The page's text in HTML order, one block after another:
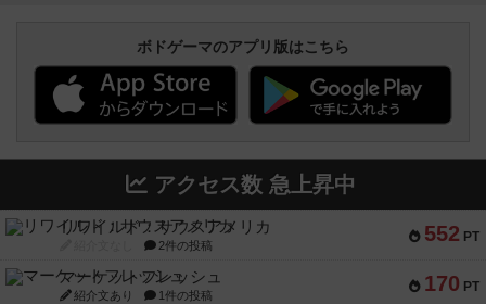
ボドゲーマのアプリ版はこちら
アクセス数 急上昇中
552 PT
リワイルド：サウスアメリカ
2件の投稿
170 PT
マーケットフレッシュ
紹介文あり 1件の投稿